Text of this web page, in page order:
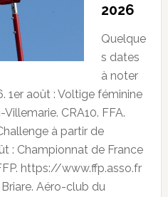
2026
Quelque
s dates
à noter
1er août : Voltige féminine
CRA10. FFA.
à partir de
: Championnat de France
https://www.ffp.asso.fr
Aéro-club du